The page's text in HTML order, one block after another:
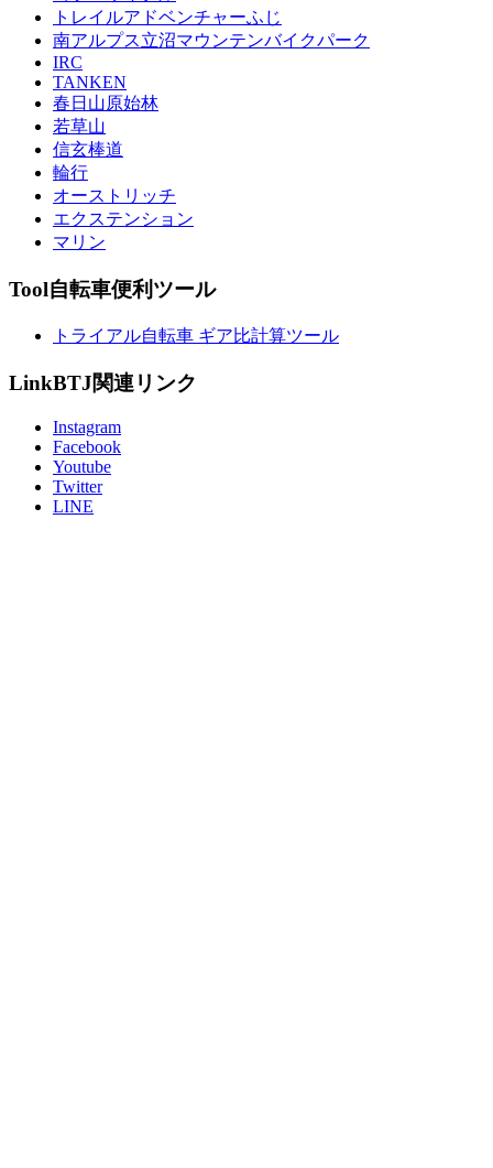
トレイルアドベンチャーふじ
南アルプス立沼マウンテンバイクパーク
IRC
TANKEN
春日山原始林
若草山
信玄棒道
輪行
オーストリッチ
エクステンション
マリン
Tool自転車便利ツール
トライアル自転車 ギア比計算ツール
LinkBTJ関連リンク
Instagram
Facebook
Youtube
Twitter
LINE